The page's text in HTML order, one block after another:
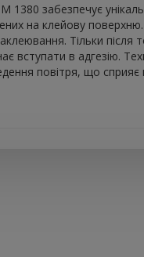
1380 забезпечує
на клейову
Тільки після
вступати в адгезію.
повітря, що